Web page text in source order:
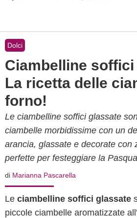
Dolci
Ciambelline
La ricetta delle
forno!
Le ciambelline soffici glassate
ciambelle morbidissime con un
arancia, glassate e decorate con
perfette per festeggiare la
di Marianna Pascarella
Le ciambelline soffici glassate
piccole ciambelle aromatizzate